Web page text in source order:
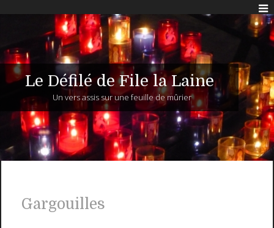
Le Défilé de File la Laine
Un vers assis sur une feuille de mûrier
Gargouilles